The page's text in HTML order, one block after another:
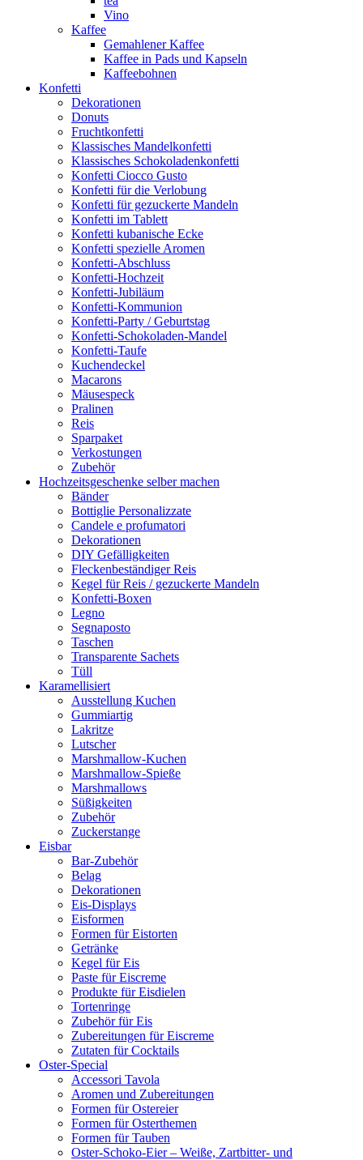
Vino
Kaffee
Gemahlener Kaffee
Kaffee in Pads und Kapseln
Kaffeebohnen
Konfetti
Dekorationen
Donuts
Fruchtkonfetti
Klassisches Mandelkonfetti
Klassisches Schokoladenkonfetti
Konfetti Ciocco Gusto
Konfetti für die Verlobung
Konfetti für gezuckerte Mandeln
Konfetti im Tablett
Konfetti kubanische Ecke
Konfetti spezielle Aromen
Konfetti-Abschluss
Konfetti-Hochzeit
Konfetti-Jubiläum
Konfetti-Kommunion
Konfetti-Party / Geburtstag
Konfetti-Schokoladen-Mandel
Konfetti-Taufe
Kuchendeckel
Macarons
Mäusespeck
Pralinen
Reis
Sparpaket
Verkostungen
Zubehör
Hochzeitsgeschenke selber machen
Bänder
Bottiglie Personalizzate
Candele e profumatori
Dekorationen
DIY Gefälligkeiten
Fleckenbeständiger Reis
Kegel für Reis / gezuckerte Mandeln
Konfetti-Boxen
Legno
Segnaposto
Taschen
Transparente Sachets
Tüll
Karamellisiert
Ausstellung Kuchen
Gummiartig
Lakritze
Lutscher
Marshmallow-Kuchen
Marshmallow-Spieße
Marshmallows
Süßigkeiten
Zubehör
Zuckerstange
Eisbar
Bar-Zubehör
Belag
Dekorationen
Eis-Displays
Eisformen
Formen für Eistorten
Getränke
Kegel für Eis
Paste für Eiscreme
Produkte für Eisdielen
Tortenringe
Zubehör für Eis
Zubereitungen für Eiscreme
Zutaten für Cocktails
Oster-Special
Accessori Tavola
Aromen und Zubereitungen
Formen für Ostereier
Formen für Osterthemen
Formen für Tauben
Oster-Schoko-Eier – Weiße, Zartbitter- und